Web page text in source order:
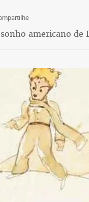
americano de